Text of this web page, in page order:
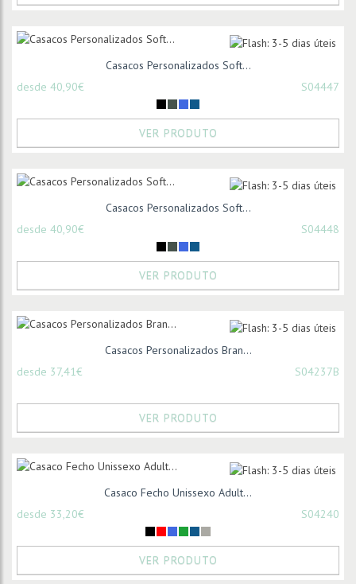
Casacos Personalizados Soft...
desde 40,90€
S04447
VER PRODUTO
Casacos Personalizados Soft...
desde 40,90€
S04448
VER PRODUTO
Casacos Personalizados Bran...
desde 37,41€
S04237B
VER PRODUTO
Casaco Fecho Unissexo Adult...
desde 33,20€
S04240
VER PRODUTO